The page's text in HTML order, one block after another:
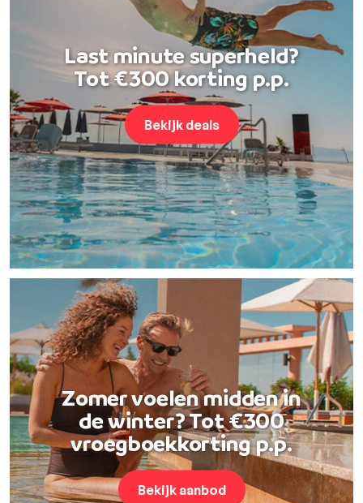
Last minute superheld?
Tot €300 korting p.p.
Bekijk deals
Zomer voelen midden in
de winter? Tot €300
vroegboekkorting p.p.
Bekijk aanbod